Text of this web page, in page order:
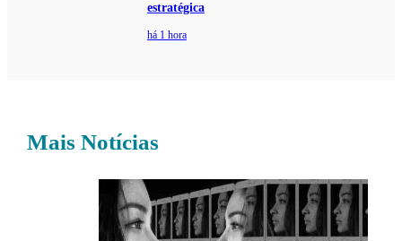
estratégica
há 1 hora
Mais Notícias